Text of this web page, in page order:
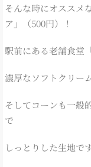
そんな時にオススメ
ア」（500円）！
駅前にある老舗食堂
濃厚なソフトクリー
そしてコーンも一般
で
しっとりした生地で